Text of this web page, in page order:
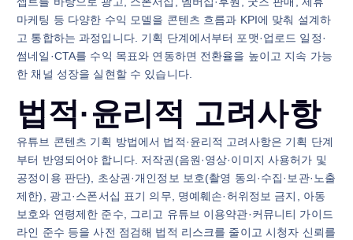
마케팅 등 다양한 수익 모델을 콘텐츠 흐름과 KPI에 맞춰 설계하
고 통합하는 과정입니다. 기획 단계에서부터 포맷·업로드 일정·
썸네일·CTA를 수익 목표와 연동하면 전환율을 높이고 지속 가능
한 채널 성장을 실현할 수 있습니다.
법적·윤리적 고려사항
유튜브 콘텐츠 기획 방법에서 법적·윤리적 고려사항은 기획 단계
부터 반영되어야 합니다. 저작권(음원·영상·이미지 사용허가 및
공정이용 판단), 초상권·개인정보 보호(촬영 동의·수집·보관·노출
제한), 광고·스폰서십 표기 의무, 명예훼손·허위정보 금지, 아동
보호와 연령제한 준수, 그리고 유튜브 이용약관·커뮤니티 가이드
라인 준수 등을 사전 점검해 법적 리스크를 줄이고 시청자 신뢰를